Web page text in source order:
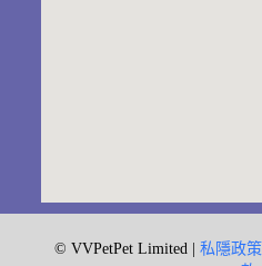
© VVPetPet Limited |私隱政策